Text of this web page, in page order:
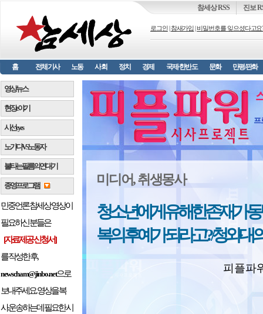
진보
참세상 RSS
로그인 참새가입 비밀번호를 잊으셨다고요
홈 전체기사 노동 사회 정치 경제 국제·한반도 문화 만평/판화
미디어, 취생몽사
청소년에게 유해한 존재가
복의 후예가 되라고?/청와대
피플파
프
영상뉴스
현장 e 야기
시선 e y e s
노가다 VS 노동자
불타는 필름의 연대기
종영프로그램
민중언론 참세상 영상이
필요하신 분들은
[자료제공 신청서]
를 작성한 후,
newscham@jinbo.net으로
보내주세요. 영상을 복
사.운송하는데 필요한 시